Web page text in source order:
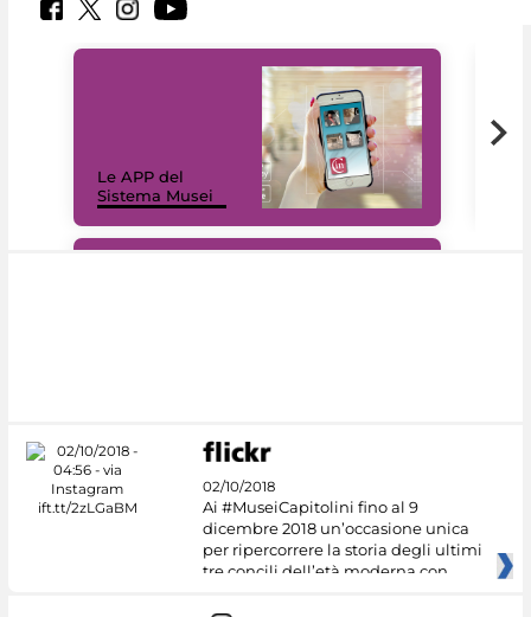
Le APP del
Sistema Musei
02/10/2018
Ai #MuseiCapitolini fino al 9
dicembre 2018 un’occasione unica
per ripercorrere la storia degli ultimi
tre concili dell’età moderna con